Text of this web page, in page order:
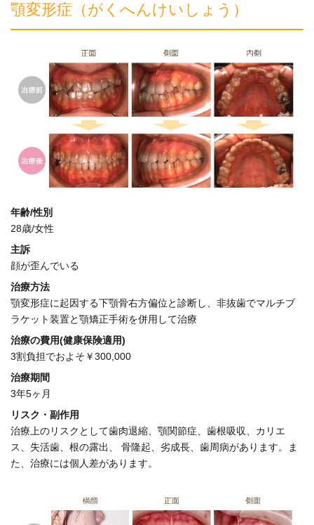
顎変形症（がくへんけいしょう）
年齢/性別
28歳/女性
主訴
顔が歪んでいる
治療方法
顎変形症に起因する下顎骨右方偏位と診断し、非抜歯でマルチブ
ラケット装置と顎矯正手術を併用して治療
治療の費用(健康保険適用)
3割負担でおよそ￥300,000
治療期間
3年5ヶ月
リスク・副作用
治療上のリスクとして歯肉退縮、顎関節症、歯根吸収、カリエ
ス、失活歯、根の露出、 骨隆起、劣成長、歯周病があります。ま
た、治療には個人差があります。